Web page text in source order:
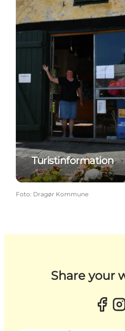
Turistinformation
Foto: Dragør Kommune
Share your